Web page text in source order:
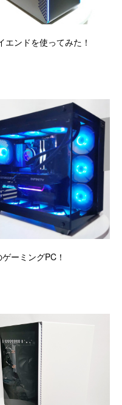
ンドを使ってみた！
ーミングPC！